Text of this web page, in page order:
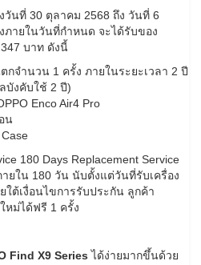
วันที่ 30 ตุลาคม 2568 ถึง วันที่ 6
ภายในวันที่กําหนด จะได้รับของ
บาท ดังนี้
กจํานวน 1 ครั้ง ภายในระยะเวลา 2 ปี
บังคับใช้ 2 ปี)
Enco Air4 Pro
น
180 Days Replacement Service
ยใน 180 วัน นับตั้งแต่วันที่รับเครื่อง
ใต้เงื่อนไขการรับประกัน ลูกค้า
หม่ได้ฟรี 1 ครั้ง
Find X9 Series ได้ง่ายมากขึ้นด้วย